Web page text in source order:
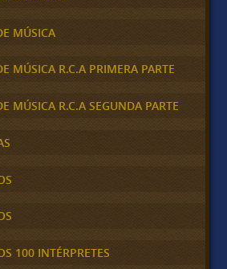
MÚSICA
MÚSICA R.C.A PRIMERA PARTE
MÚSICA R.C.A SEGUNDA PARTE
100 INTÉRPRETES